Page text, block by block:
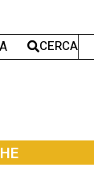
CERCA